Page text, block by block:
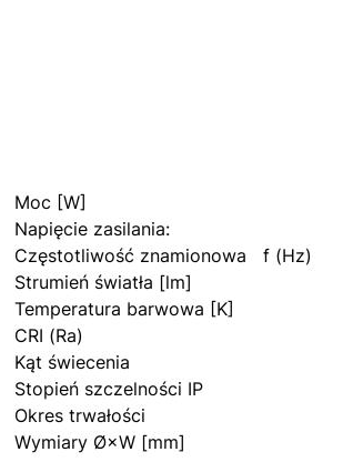
Moc [W]
Napięcie zasilania:
Częstotliwość znamionowa f (Hz)
Strumień światła [lm]
Temperatura barwowa [K]
CRI (Ra)
Kąt świecenia
Stopień szczelności IP
Okres trwałości
Wymiary Ø×W [mm]